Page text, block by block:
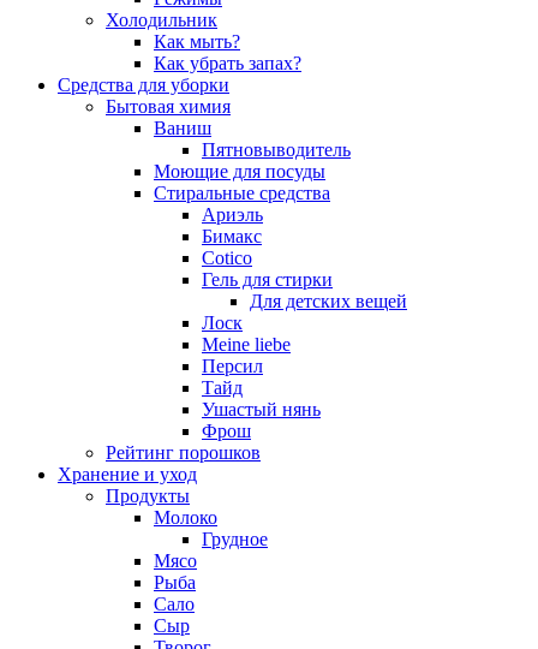
Холодильник
Как мыть?
Как убрать запах?
Средства для уборки
Бытовая химия
Ваниш
Пятновыводитель
Моющие для посуды
Стиральные средства
Ариэль
Бимакс
Cotico
Гель для стирки
Для детских вещей
Лоск
Meine liebe
Персил
Тайд
Ушастый нянь
Фрош
Рейтинг порошков
Хранение и уход
Продукты
Молоко
Грудное
Мясо
Рыба
Сало
Сыр